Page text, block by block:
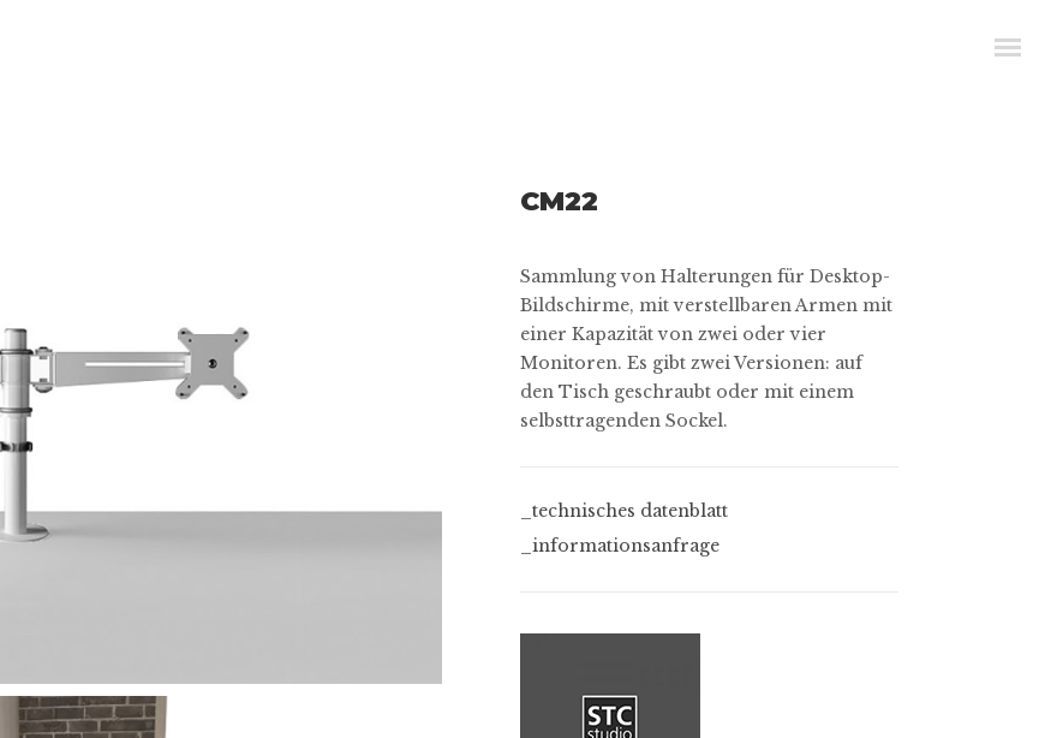
CM22
Sammlung von Halterungen für Desktop-
Bildschirme, mit verstellbaren Armen mit
einer Kapazität von zwei oder vier
Monitoren. Es gibt zwei Versionen: auf
den Tisch geschraubt oder mit einem
selbsttragenden Sockel.
_technisches datenblatt
_informationsanfrage